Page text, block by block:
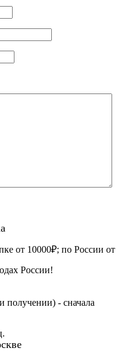
от 10000₽; по России от
России!
получении) - сначала